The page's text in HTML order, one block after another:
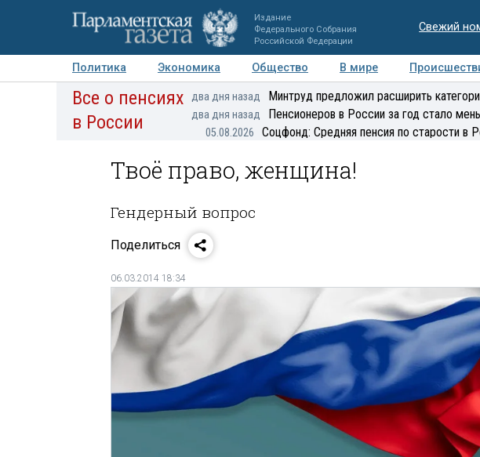
Издание
Федерального Собрания
Российской Федерации
Свежий
Политика Экономика Общество В мире
Авторы Персоны Мнения Регионы Медиацентр
Все о пенсиях
в России
два дня назад Минтруд предложил расширить
два дня назад Пенсионеров в России за год стало
05.08.2026 Соцфонд: Средняя пенсия по старости в
Твоё право, женщина!
Гендерный вопрос
Поделиться
06.03.2014 18:34